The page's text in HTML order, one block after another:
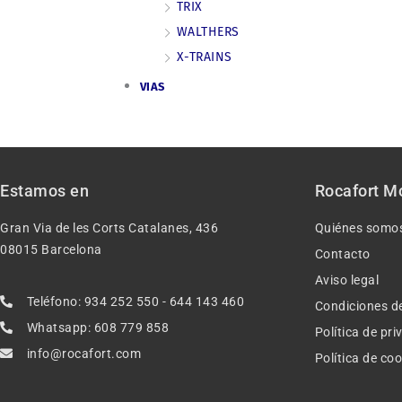
TRIX
WALTHERS
X-TRAINS
VIAS
Estamos en
Gran Via de les Corts Catalanes, 436
08015 Barcelona
Teléfono: 934 252 550 - 644 143 460
Whatsapp: 608 779 858
info@rocafort.com
Rocafort
Quiénes
Contacto
Aviso legal
Condiciones
Política de
Política de